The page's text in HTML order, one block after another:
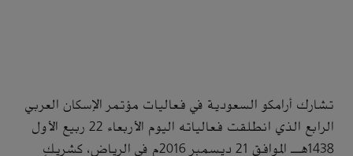
تشارك أرامكو السعودية في فعاليات مؤتمر الإسكان العربي
الرابع الذي انطلقت فعالياته اليوم الأربعاء 22 ربيع الأول
1438هـ الموافق 21 ديسمبر 2016م في الرياض، كشريكٍ